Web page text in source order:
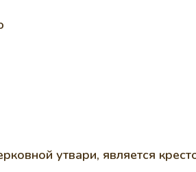
утвари, является